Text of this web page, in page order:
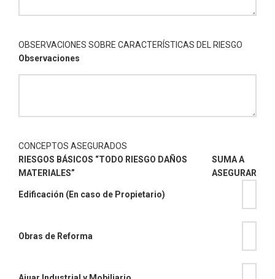
OBSERVACIONES SOBRE CARACTERÍSTICAS DEL RIESGO
Observaciones
CONCEPTOS ASEGURADOS
RIESGOS BÁSICOS “TODO RIESGO DAÑOS
MATERIALES”
SUMA A
ASEGURAR
Edificación (En caso de Propietario)
Obras de Reforma